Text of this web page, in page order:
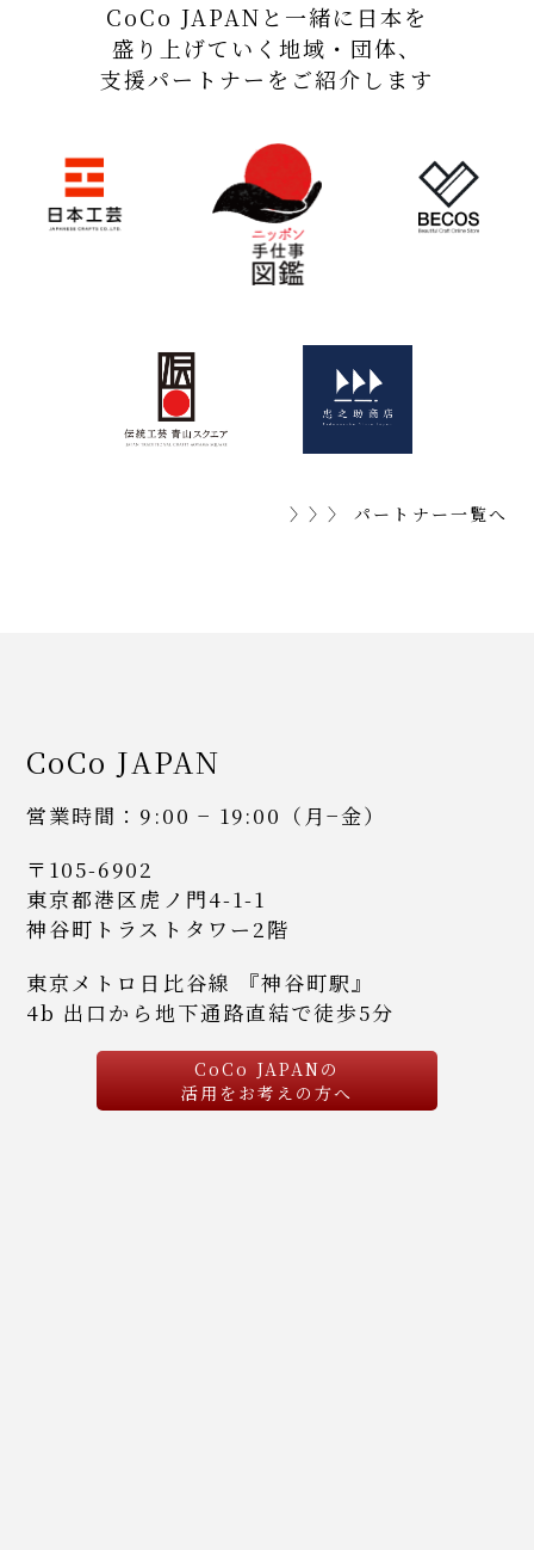
CoCo JAPANと一緒に日本を
盛り上げていく地域・団体、
支援パートナーをご紹介します
〉〉〉 パートナー一覧へ
CoCo JAPAN
営業時間：9:00 − 19:00（月−金）
〒105-6902
東京都港区虎ノ門4-1-1
神谷町トラストタワー2階
東京メトロ日比谷線 『神谷町駅』
4b 出口から地下通路直結で徒歩5分
CoCo JAPANの
活用をお考えの方へ